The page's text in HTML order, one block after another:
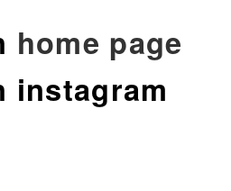
home page
instagram